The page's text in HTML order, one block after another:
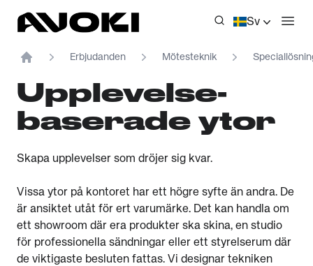
Avoki Sv
Erbjudanden Mötesteknik
Upplevelse-
baserade ytor
Skapa upplevelser som dröjer sig kvar.
Vissa ytor på kontoret har ett högre syfte än andra. De
är ansiktet utåt för ert varumärke. Det kan handla om
ett showroom där era produkter ska skina, en studio
för professionella sändningar eller ett styrelserum där
de viktigaste besluten fattas. Vi designar tekniken